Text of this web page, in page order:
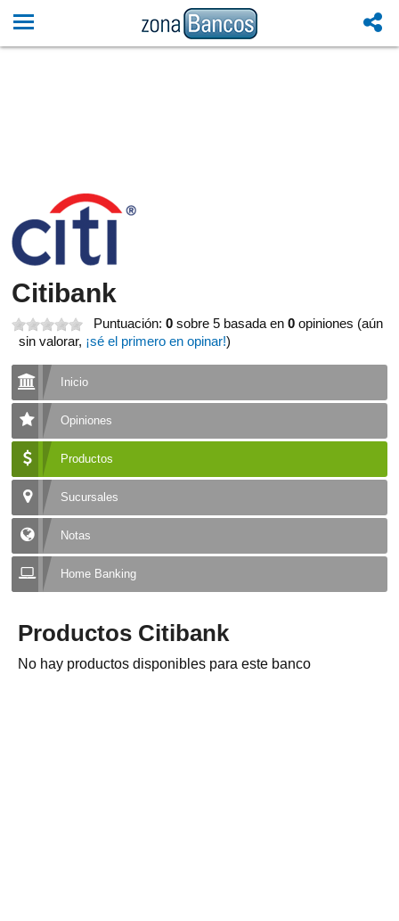
Citibank
Puntuación:0 sobre 5 basada en0 opiniones (aún
sin valorar, ¡sé el primero en opinar!)
Inicio
Opiniones
Productos
Sucursales
Notas
Home Banking
Productos Citibank
No hay productos disponibles para este banco